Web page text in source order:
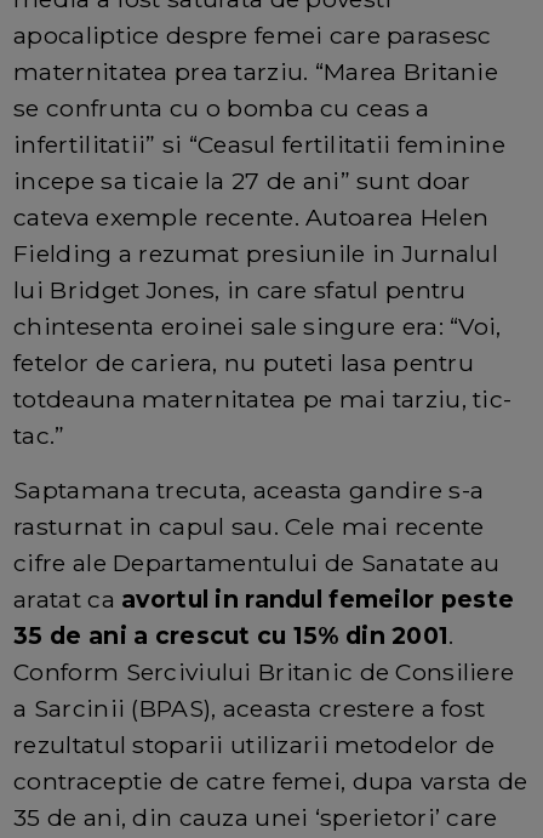
apocaliptice despre femei care parasesc
maternitatea prea tarziu. “Marea Britanie
se confrunta cu o bomba cu ceas a
infertilitatii” si “Ceasul fertilitatii feminine
incepe sa ticaie la 27 de ani” sunt doar
cateva exemple recente. Autoarea Helen
Fielding a rezumat presiunile in Jurnalul
lui Bridget Jones, in care sfatul pentru
chintesenta eroinei sale singure era: “Voi,
fetelor de cariera, nu puteti lasa pentru
totdeauna maternitatea pe mai tarziu, tic-
tac.”
Saptamana trecuta, aceasta gandire s-a
rasturnat in capul sau. Cele mai recente
cifre ale Departamentului de Sanatate au
aratat ca avortul in randul femeilor peste
35 de ani a crescut cu 15% din 2001.
Conform Serciviului Britanic de Consiliere
a Sarcinii (BPAS), aceasta crestere a fost
rezultatul stoparii utilizarii metodelor de
contraceptie de catre femei, dupa varsta de
35 de ani, din cauza unei ‘sperietori’ care